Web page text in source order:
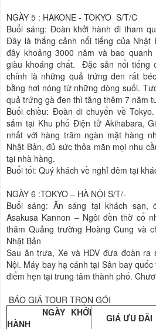
NGÀY 5 : HAKONE - TOKYO S/T/C
Buổi sáng: Đoàn khởi hành đi tham
Đây là thắng cảnh nổi tiếng của Nhật
đây khoảng 3000 năm và bao
giàu khoáng chất. Đặc sản nổi tiếng
chính là những quả trứng đen rất
bằng hơi nóng từ những dòng suối.
quả trứng gà đen thì tăng thêm 7 năm
Buổi chiều: Đoàn di chuyển về
sắm tại Khu phố Điện tử Akihabara,
nhất với hàng trăm ngàn mặt hàng
Nhật Bản, đủ sức thỏa mãn mọi nhu
tại nhà hàng.
Buổi tối: Quý khách về nghỉ đêm tại
NGÀY 6 :TOKYO – HÀ NỘI S/T/-
Buổi sáng: Ăn sáng tại khách sạn,
Asakusa Kannon – Ngôi đền thờ cổ
thăm Quảng trường Hoàng Cung và
Nhật Bản
Sau ăn trưa, Xe và HDV đưa đoàn ra
Nội. Máy bay hạ cánh tại Sân bay
điểm hẹn tại trung tâm thành phố.
BÁO GIÁ TOUR TRỌN GÓI
NGÀY KHỞI
HÀNH
GIÁ ƯU ĐÃI